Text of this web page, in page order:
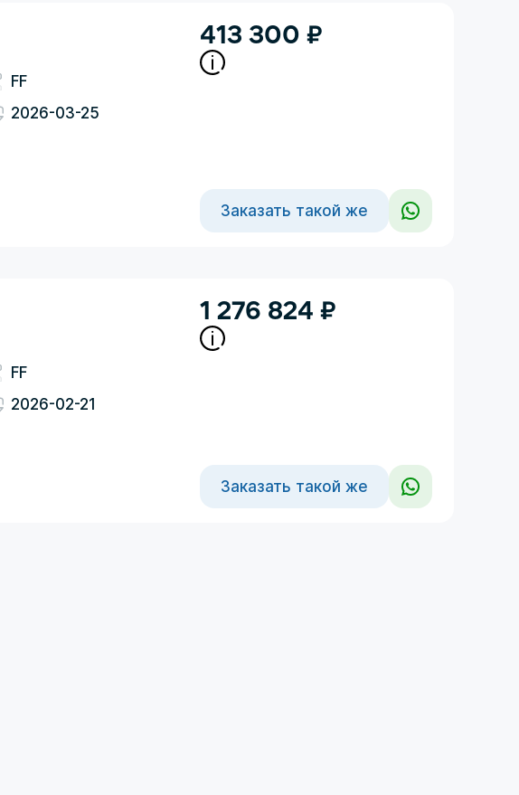
FF
2026-03-25
413 300 ₽
Заказать такой же
FF
2026-02-21
1 276 824 ₽
Заказать такой же